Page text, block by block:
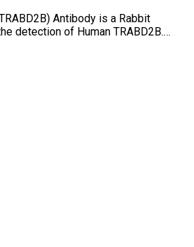
Antibody is a Rabbit
detection of Human TRABD2B.…